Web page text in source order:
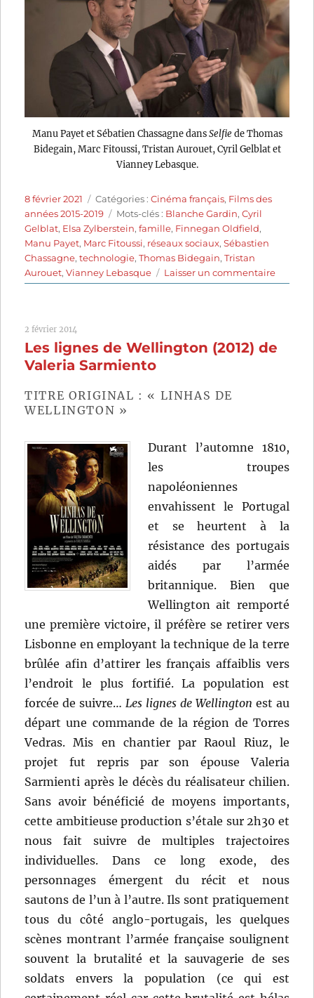
Manu Payet et Sébatien Chassagne dansSelfiede Thomas
Bidegain, Marc Fitoussi, Tristan Aurouet, Cyril Gelblat et
Vianney Lebasque.
Publié
le
8 février 2021 Catégories
Catégories :Cinéma français, Films des
années 2015-2019
Étiquettes
Mots-clés : Blanche Gardin,Cyril
Gelblat, Elsa Zylberstein,famille, Finnegan Oldfield,
Manu Payet, Marc Fitoussi, réseaux sociaux,Sébastien
Chassagne,technologie,Thomas Bidegain,Tristan
Aurouet,Vianney Lebasque Laisser un commentairesur
Selfie
et
Vianney
2 février 2014
Les lignes de Wellington (2012) de
Valeria Sarmiento
TITRE ORIGINAL : « LINHAS DE
WELLINGTON »
Durant l’automne 1810,
les troupes
napoléoniennes
envahissent le Portugal
et se heurtent à la
résistance des portugais
aidés par l’armée
britannique. Bien que
Wellington ait remporté
une première victoire, il préfère se retirer vers
Lisbonne en employant la technique de la terre
brûlée afin d’attirer les français affaiblis vers
l’endroit le plus fortifié. La population est
forcée de suivre… Les lignes de Wellington est au
départ une commande de la région de Torres
Vedras. Mis en chantier par Raoul Riuz, le
projet fut repris par son épouse Valeria
Sarmienti après le décès du réalisateur chilien.
Sans avoir bénéficié de moyens importants,
cette ambitieuse production s’étale sur 2h30 et
nous fait suivre de multiples trajectoires
individuelles. Dans ce long exode, des
personnages émergent du récit et nous
sautons de l’un à l’autre. Ils sont pratiquement
tous du côté anglo-portugais, les quelques
scènes montrant l’armée française soulignent
souvent la brutalité et la sauvagerie de ses
soldats envers la population (ce qui est